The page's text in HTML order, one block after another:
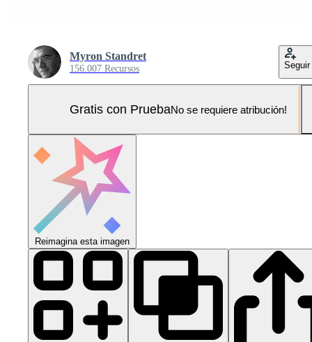
Myron Standret
156.007 Recursos Seguir
Gratis con PruebaNo se requiere atribución!
Reimagina esta imagen